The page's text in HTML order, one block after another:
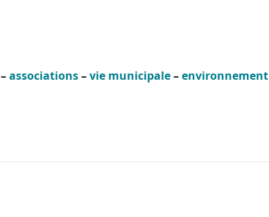
–associations–vie municipale–environnement